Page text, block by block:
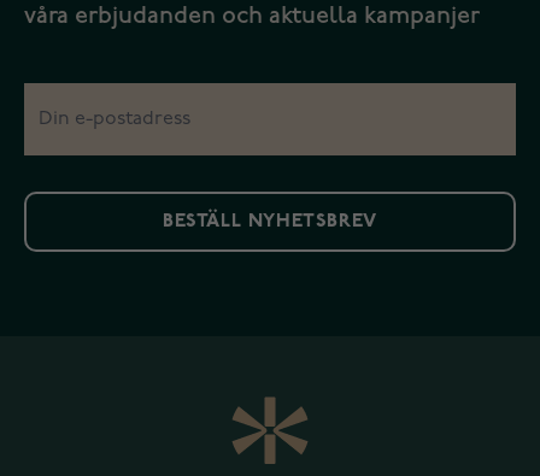
våra erbjudanden och aktuella kampanjer
BESTÄLL NYHETSBREV